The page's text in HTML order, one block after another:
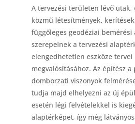
A tervezési területen lévő utak,
közmű létesítmények,
függőleges geodéziai
szerepelnek a tervezési
elengedhetetlen eszköze tervei
megvalósításához. Az építész a
domborzati viszonyok
tudja majd elhelyezni az új
esetén légi felvételekkel is
alaptérképet, így még